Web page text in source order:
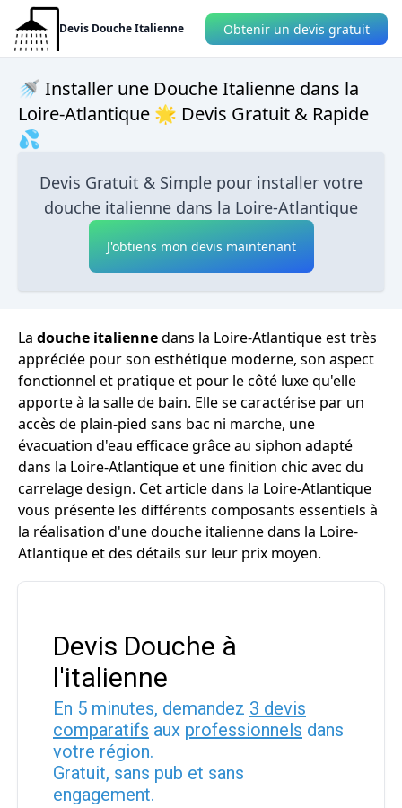
Devis Douche Italienne Obtenir un devis gratuit
🚿 Installer une Douche Italienne dans la
Loire-Atlantique 🌟 Devis Gratuit & Rapide
💦
Devis Gratuit & Simple pour installer votre
douche italienne dans la Loire-Atlantique
J'obtiens mon devis maintenant
La douche italiennedans la Loire-Atlantique est très
appréciée pour son esthétique moderne, son aspect
fonctionnel et pratique et pour le côté luxe qu'elle
apporte à la salle de bain. Elle se caractérise par un
accès de plain-pied sans bac ni marche, une
évacuation d'eau efficace grâce au siphon adapté
dans la Loire-Atlantique et une finition chic avec du
carrelage design. Cet article dans la Loire-Atlantique
vous présente les différents composants essentiels à
la réalisation d'une douche italienne dans la Loire-
Atlantique et des détails sur leur prix moyen.
Devis Douche à
l'italienne
En 5 minutes, demandez 3 devis
comparatifs aux professionnels dans
votre région.
Gratuit, sans pub et sans
engagement.